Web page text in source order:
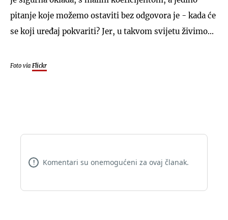
pitanje koje možemo ostaviti bez odgovora je - kada će
se koji uređaj pokvariti? Jer, u takvom svijetu živimo...
Foto via Flickr
! Komentari su onemogućeni za ovaj članak.